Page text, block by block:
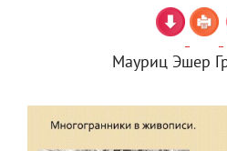
Мауриц Эшер